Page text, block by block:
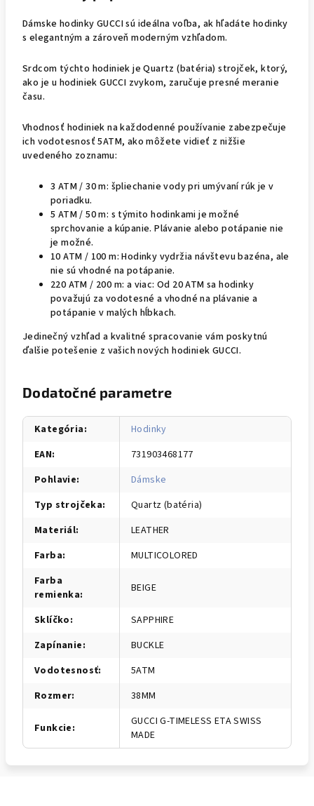
Dámske hodinky GUCCI sú ideálna voľba, ak hľadáte hodinky
s elegantným a zároveň moderným vzhľadom.
Srdcom týchto hodiniek je Quartz (batéria) strojček, ktorý,
ako je u hodiniek GUCCI zvykom, zaručuje presné meranie
času.
Vhodnosť hodiniek na každodenné používanie zabezpečuje
ich vodotesnosť 5ATM, ako môžete vidieť z nižšie
uvedeného zoznamu:
3 ATM / 30 m: špliechanie vody pri umývaní rúk je v
poriadku.
5 ATM / 50 m: s týmito hodinkami je možné
sprchovanie a kúpanie. Plávanie alebo potápanie nie
je možné.
10 ATM / 100 m: Hodinky vydržia návštevu bazéna, ale
nie sú vhodné na potápanie.
220 ATM / 200 m: a viac: Od 20 ATM sa hodinky
považujú za vodotesné a vhodné na plávanie a
potápanie v malých hĺbkach.
Jedinečný vzhľad a kvalitné spracovanie vám poskytnú
ďalšie potešenie z vašich nových hodiniek GUCCI.
Dodatočné parametre
Kategória:
Hodinky
EAN:
731903468177
Pohlavie:
Dámske
Typ strojčeka:
Quartz (batéria)
Materiál:
LEATHER
Farba:
MULTICOLORED
Farba
remienka: BEIGE
Sklíčko:
SAPPHIRE
Zapínanie:
BUCKLE
Vodotesnosť:
5ATM
Rozmer: 38MM
Funkcie:
GUCCI G-TIMELESS ETA SWISS
MADE